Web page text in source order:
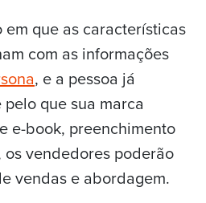
que as características
com as informações
, e a pessoa já
que sua marca
e-book, preenchimento
vendedores poderão
vendas e abordagem.